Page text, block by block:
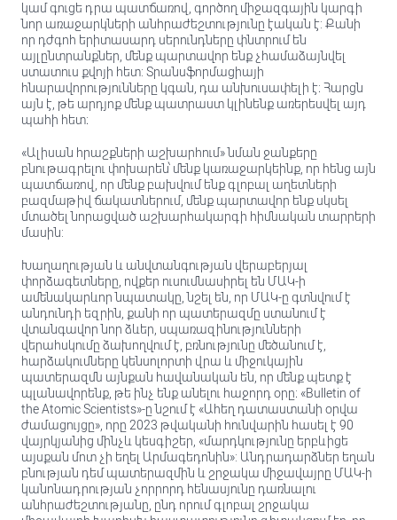
կամ գուցե դրա պատճառով, գործող միջազգային կարգի
նոր առաջարկների անհրաժեշտությունը էական է: Քանի
որ դժգոհ երիտասարդ սերունդները փնտրում են
այլընտրանքներ, մենք պարտավոր ենք չհամաձայնվել
ստատուս քվոյի հետ: Տրանսֆորմացիայի
հնարավորությունները կգան, դա անխուսափելի է։ Հարցն
այն է, թե արդյոք մենք պատրաստ կլինենք առերեսվել այդ
պահի հետ։
«Ալիսան հրաշքների աշխարհում» նման ջանքերը
բնութագրելու փոխարեն՝ մենք կառաջարկեինք, որ հենց այն
պատճառով, որ մենք բախվում ենք գլոբալ աղետների
բազմաթիվ ճակատներում, մենք պարտավոր ենք սկսել
մտածել նորացված աշխարհակարգի հիմնական տարրերի
մասին:
Խաղաղության և անվտանգության վերաբերյալ
փորձագետները, ովքեր ուսումնասիրել են ՄԱԿ-ի
ամենակարևոր նպատակը, նշել են, որ ՄԱԿ-ը գտնվում է
անդունդի եզրին, քանի որ պատերազմը ստանում է
վտանգավոր նոր ձևեր, սպառազինությունների
վերահսկումը ձախողվում է, բռնությունը մեծանում է,
հարձակումները կենսոլորտի վրա և միջուկային
պատերազմն այնքան հավանական են, որ մենք պետք է
պլանավորենք, թե ինչ ենք անելու հաջորդ օրը։ «Bulletin of
the Atomic Scientists»-ը նշում է «Ահեղ դատաստանի օրվա
ժամացույցը», որը 2023 թվականի հունվարին հասել է 90
վայրկյանից մինչև կեսգիշեր, «մարդկությունը երբևիցե
այսքան մոտ չի եղել Արմագեդոնին»: Անդրադարձներ եղան
բնության դեմ պատերազմին և շրջակա միջավայրը ՄԱԿ-ի
կանոնադրության չորրորդ հենասյունը դառնալու
անհրաժեշտությանը, ընդ որում գլոբալ շրջակա